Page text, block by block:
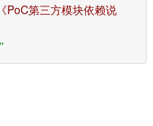
PoC第三方模块依赖说